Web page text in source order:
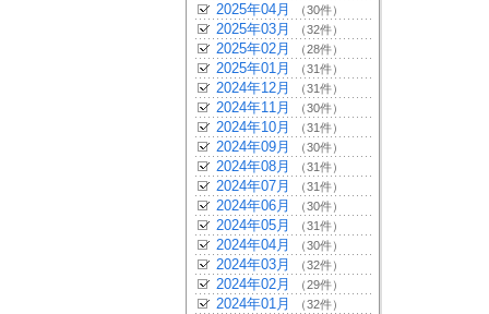
2025年04月 （30件）
2025年03月 （32件）
2025年02月 （28件）
2025年01月 （31件）
2024年12月 （31件）
2024年11月 （30件）
2024年10月 （31件）
2024年09月 （30件）
2024年08月 （31件）
2024年07月 （31件）
2024年06月 （30件）
2024年05月 （31件）
2024年04月 （30件）
2024年03月 （32件）
2024年02月 （29件）
2024年01月 （32件）